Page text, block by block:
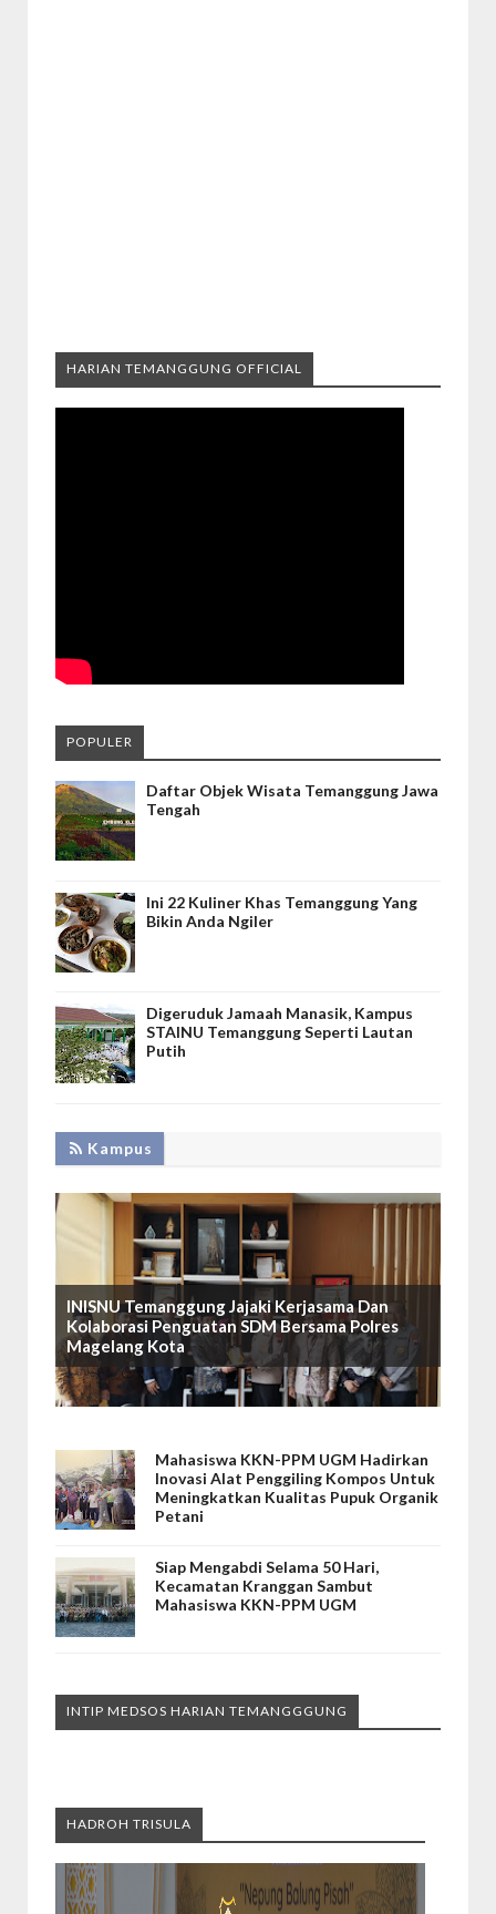
HARIAN TEMANGGUNG OFFICIAL
POPULER
Daftar Objek Wisata Temanggung Jawa
Tengah
Ini 22 Kuliner Khas Temanggung Yang
Bikin Anda Ngiler
Digeruduk Jamaah Manasik, Kampus
STAINU Temanggung Seperti Lautan
Putih
Kampus
INISNU Temanggung Jajaki Kerjasama Dan
Kolaborasi Penguatan SDM Bersama Polres
Magelang Kota
Mahasiswa KKN-PPM UGM Hadirkan
Inovasi Alat Penggiling Kompos Untuk
Meningkatkan Kualitas Pupuk Organik
Petani
Siap Mengabdi Selama 50 Hari,
Kecamatan Kranggan Sambut
Mahasiswa KKN-PPM UGM
INTIP MEDSOS HARIAN TEMANGGGUNG
HADROH TRISULA